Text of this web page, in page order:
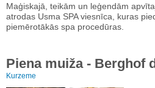
Maģiskajā, teikām un leģendām
atrodas Usma SPA viesnīca, kuras
piemērotākās spa procedūras.
Piena muiža - Berghof
Kurzeme